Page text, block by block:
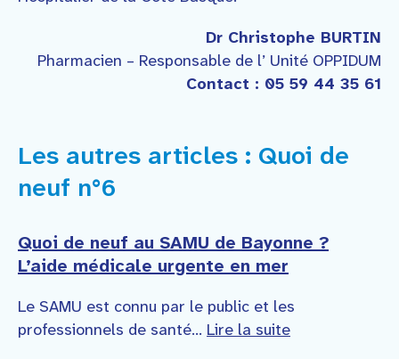
Dr Christophe BURTIN
Pharmacien – Responsable de l’ Unité OPPIDUM
Contact : 05 59 44 35 61
Les autres articles : Quoi de
neuf n°6
Quoi de neuf au SAMU de Bayonne ?
L’aide médicale urgente en mer
Le SAMU est connu par le public et les
professionnels de santé... Lire la suite